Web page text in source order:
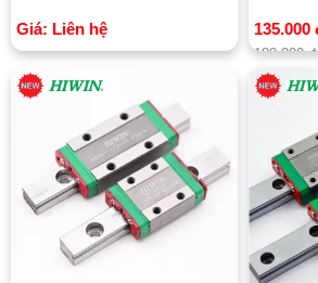
Giá: Liên hệ 135.000
180.000 đ